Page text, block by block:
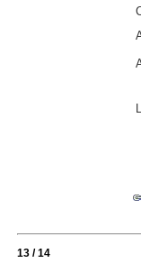
13 / 14